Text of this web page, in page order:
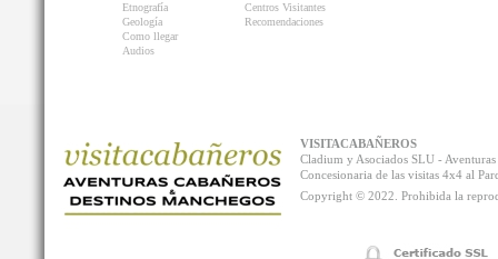
Etnografía
Geología
Como llegar
Audios
Centros Visitantes
Recomendaciones
VISITACABAÑEROS
Cladium y Asociados SLU -
Concesionaria de las visitas 4x4 al
Copyright © 2022. Prohibida la